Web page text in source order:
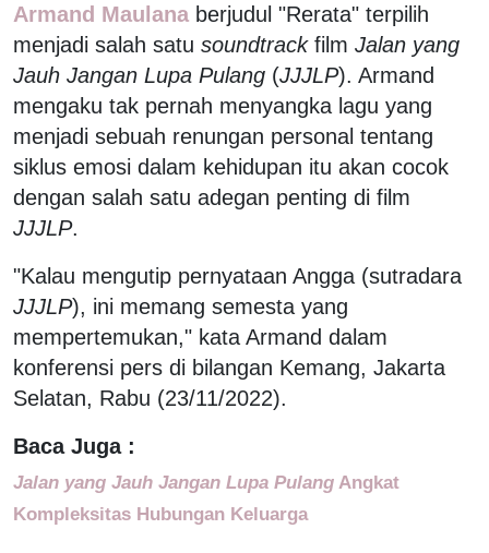
Armand Maulana berjudul "Rerata" terpilih
menjadi salah satu soundtrackfilm Jalan yang
Jauh Jangan Lupa Pulang (JJJLP). Armand
mengaku tak pernah menyangka lagu yang
menjadi sebuah renungan personal tentang
siklus emosi dalam kehidupan itu akan cocok
dengan salah satu adegan penting di film
JJJLP.
"Kalau mengutip pernyataan Angga (sutradara
JJJLP), ini memang semesta yang
mempertemukan," kata Armand dalam
konferensi pers di bilangan Kemang, Jakarta
Selatan, Rabu (23/11/2022).
Baca Juga :
Jalan yang Jauh Jangan Lupa Pulang Angkat
Kompleksitas Hubungan Keluarga